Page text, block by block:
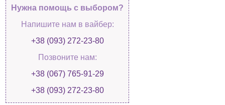
Нужна помощь с выбором?
Напишите нам в вайбер:
+38 (093) 272-23-80
Позвоните нам:
+38 (067) 765-91-29
+38 (093) 272-23-80